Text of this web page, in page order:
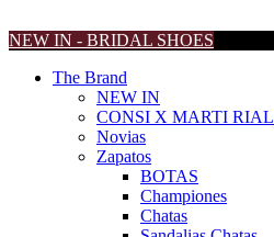
NEW IN - BRIDAL SHOES
The Brand
NEW IN
CONSI X MARTI RIAL
Novias
Zapatos
BOTAS
Championes
Chatas